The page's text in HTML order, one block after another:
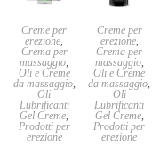
Creme per
erezione,
Crema per
massaggio,
Oli e Creme
da massaggio,
Oli
Lubrificanti
Gel Creme,
Prodotti per
erezione
Creme per
erezione,
Crema per
massaggio,
Oli e Creme
da massaggio,
Oli
Lubrificanti
Gel Creme,
Prodotti per
erezione